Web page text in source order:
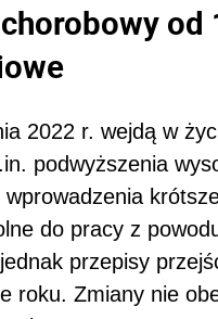
2022 r. wejdą w
podwyższenia
do pracy z
przepisy
roku. Zmiany nie